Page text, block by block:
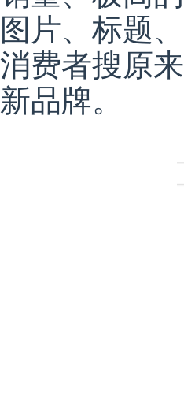
图片、标题
消费者搜原
新品牌。